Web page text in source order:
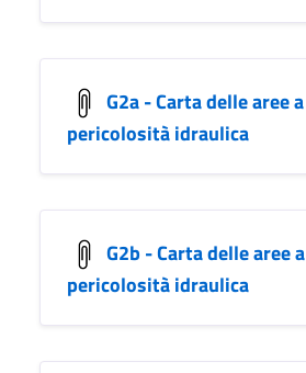
G2a - Carta delle aree a
pericolosità idraulica
G2b - Carta delle aree a
pericolosità idraulica